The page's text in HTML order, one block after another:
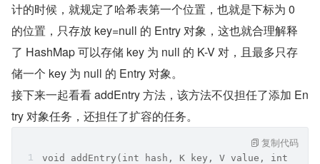
计的时候，就规定了哈希表第一个位置，也就是下标为 0
的位置，只存放 key=null 的 Entry 对象，这也就合理解释
了 HashMap 可以存储 key 为 null 的 K-V 对，且最多只存
储一个 key 为 null 的 Entry 对象。
接下来一起看看 addEntry 方法，该方法不仅担任了添加 En
try 对象任务，还担任了扩容的任务。
void addEntry(int hash, K key, V value, int
复制代码